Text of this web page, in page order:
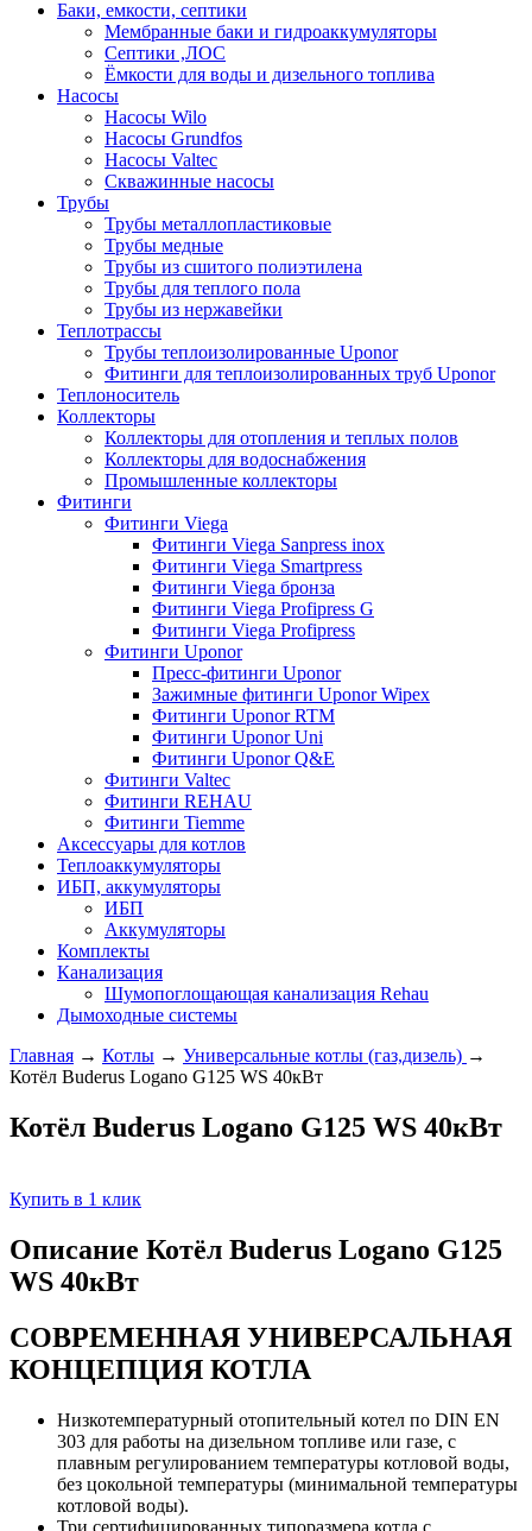
Баки, емкости, септики
Мембранные баки и гидроаккумуляторы
Септики ,ЛОС
Ёмкости для воды и дизельного топлива
Насосы
Насосы Wilo
Насосы Grundfos
Насосы Valtec
Скважинные насосы
Трубы
Трубы металлопластиковые
Трубы медные
Трубы из сшитого полиэтилена
Трубы для теплого пола
Трубы из нержавейки
Теплотрассы
Трубы теплоизолированные Uponor
Фитинги для теплоизолированных труб Uponor
Теплоноситель
Коллекторы
Коллекторы для отопления и теплых полов
Коллекторы для водоснабжения
Промышленные коллекторы
Фитинги
Фитинги Viega
Фитинги Viega Sanpress inox
Фитинги Viega Smartpress
Фитинги Viega бронза
Фитинги Viega Profipress G
Фитинги Viega Profipress
Фитинги Uponor
Пресс-фитинги Uponor
Зажимные фитинги Uponor Wipex
Фитинги Uponor RTM
Фитинги Uponor Uni
Фитинги Uponor Q&E
Фитинги Valtec
Фитинги REHAU
Фитинги Tiemme
Аксессуары для котлов
Теплоаккумуляторы
ИБП, аккумуляторы
ИБП
Аккумуляторы
Комплекты
Канализация
Шумопоглощающая канализация Rehau
Дымоходные системы
Главная → Котлы → Универсальные котлы (газ,дизель) →
Котёл Buderus Logano G125 WS 40кВт
Котёл Buderus Logano G125 WS 40кВт
Купить в 1 клик
Описание Котёл Buderus Logano G125
WS 40кВт
СОВРЕМЕННАЯ УНИВЕРСАЛЬНАЯ
КОНЦЕПЦИЯ КОТЛА
Низкотемпературный отопительный котел по DIN EN
303 для работы на дизельном топливе или газе, с
плавным регулированием температуры котловой воды,
без цокольной температуры (минимальной температуры
котловой воды).
Три сертифицированных типоразмера котла с